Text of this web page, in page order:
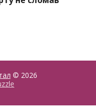
© 2026